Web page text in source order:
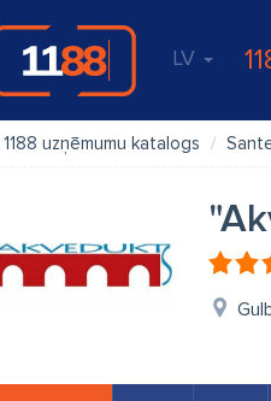
LV
1188 uzņēmumu katalogs